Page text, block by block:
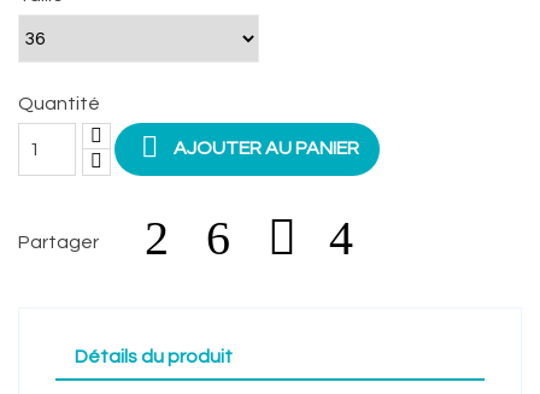
Quantité
 AJOUTER AU PANIER
Partager
Détails du produit